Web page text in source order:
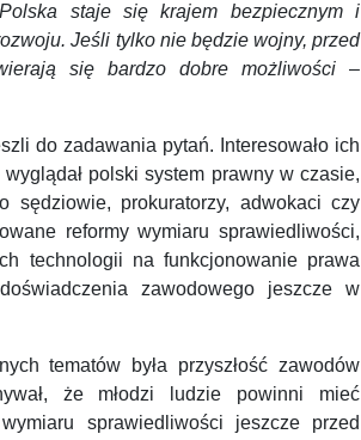
staje się krajem bezpiecznym i
Jeśli tylko nie będzie wojny, przed
się bardzo dobre możliwości –
do zadawania pytań. Interesowało ich
polski system prawny w czasie,
sędziowie, prokuratorzy, adwokaci czy
reformy wymiaru sprawiedliwości,
technologii na funkcjonowanie prawa
zawodowego jeszcze w
tematów była przyszłość zawodów
że młodzi ludzie powinni mieć
sprawiedliwości jeszcze przed